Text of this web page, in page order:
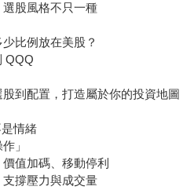
股風格不只一種
比例放在美股？
QQQ
到配置，打造屬於你的投資地圖
情緒
」
值加碼、移動停利
撐壓力與成交量